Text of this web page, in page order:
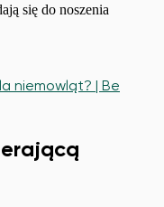
się do noszenia